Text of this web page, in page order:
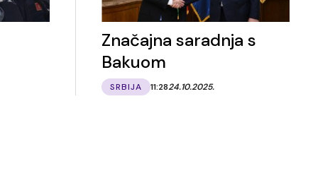
Značajna saradnja s
Bakuom
SRBIJA 11:2824.10.2025.